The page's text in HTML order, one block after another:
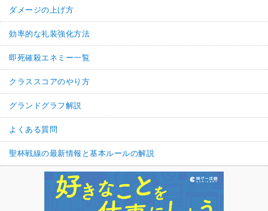
ダメージの上げ方
効率的な礼装強化方法
即死確殺エネミー一覧
クラススコアのやり方
グランドグラフ解説
よくある質問
聖杯戦線の最新情報と基本ルールの解説